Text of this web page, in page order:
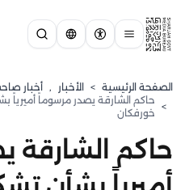
الصفحة الرئيسية > الأخبار , أخبار
>
حاكم الشارقة يصدر مرسوماً أميرياً
خورفكان
حاكم الشارقة